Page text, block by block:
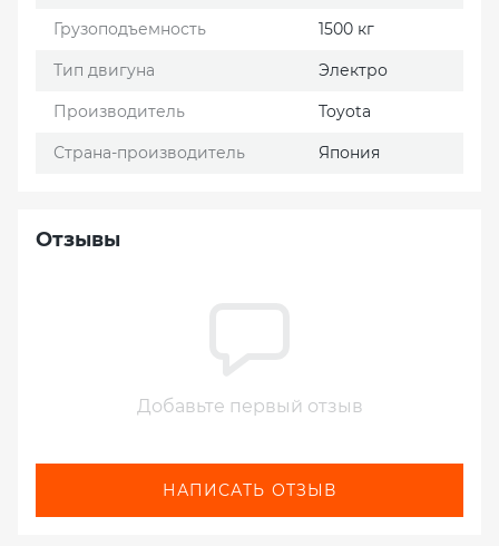
Грузоподъемность 1500 кг
Тип двигуна Электро
Производитель Toyota
Страна-производитель Япония
Отзывы
Добавьте первый отзыв
НАПИСАТЬ ОТЗЫВ